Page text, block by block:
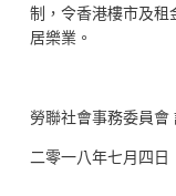
制，令香港樓市及租
居樂業。
勞聯社會事務委員會
二零一八年七月四日